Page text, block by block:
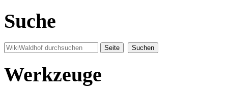
Suche
Werkzeuge